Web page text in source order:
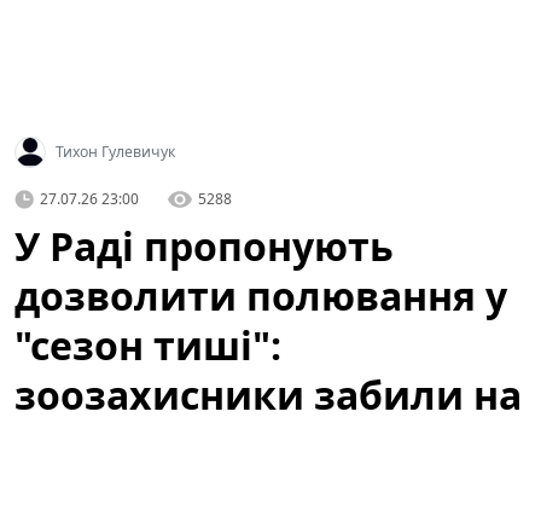
Тихон Гулевичук
27.07.26 23:00 5288
У Раді пропонують
дозволити полювання у
"сезон тиші":
зоозахисники забили на